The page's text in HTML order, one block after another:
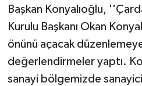
Başkan Konyalıoğlu,
Kurulu Başkanı Okan
önünü açacak
değerlendirmeler yaptı.
sanayi bölgemizde